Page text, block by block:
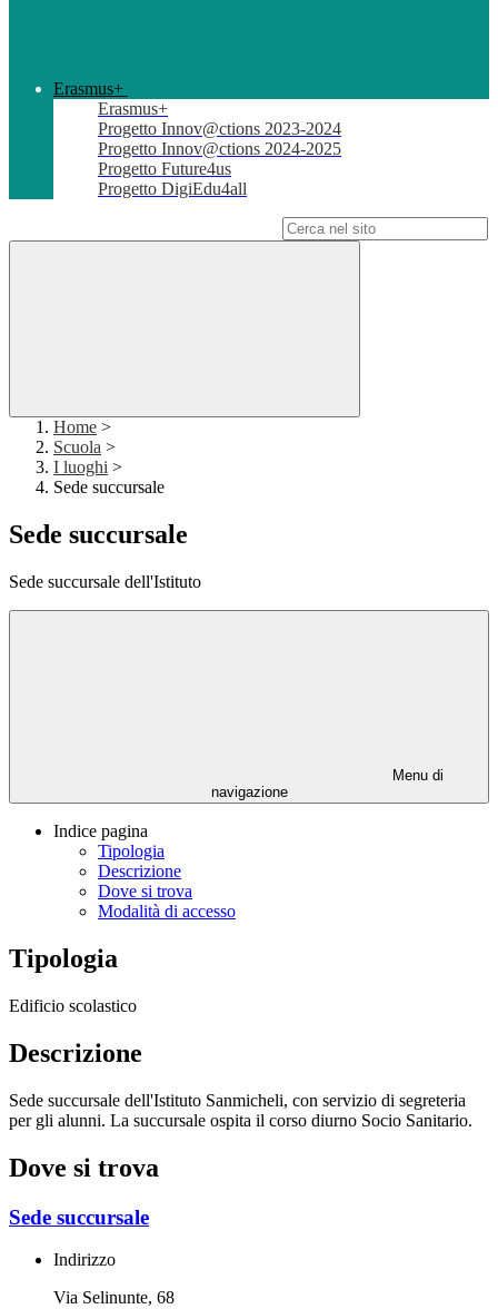
Erasmus+
Erasmus+
Progetto Innov@ctions 2023-2024
Progetto Innov@ctions 2024-2025
Progetto Future4us
Progetto DigiEdu4all
Home >
Scuola >
I luoghi >
Sede succursale
Sede succursale
Sede succursale dell'Istituto
Menu di
navigazione
Indice pagina
Tipologia
Descrizione
Dove si trova
Modalità di accesso
Tipologia
Edificio scolastico
Descrizione
Sede succursale dell'Istituto Sanmicheli, con servizio di segreteria
per gli alunni. La succursale ospita il corso diurno Socio Sanitario.
Dove si trova
Sede succursale
Indirizzo
Via Selinunte, 68